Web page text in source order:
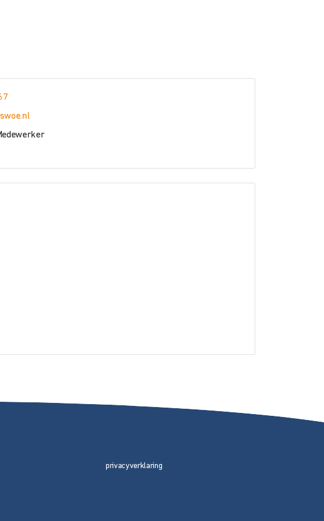
privacyverklaring